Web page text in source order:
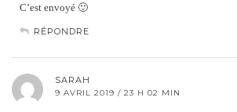
C’est envoyé 🙂
RÉPONDRE
SARAH
9 AVRIL 2019 / 23 H 02 MIN